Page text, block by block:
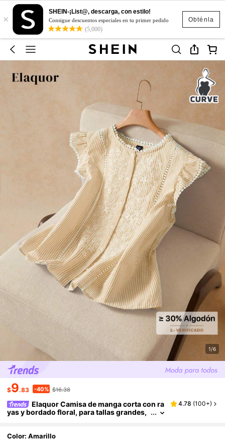
Obténla
×
SHEIN-¡List@, descarga, con estilo!
Consigue descuentos especiales en tu primer pedido
(5,000)
1/6
$9.83 -40% $16.38
Elaquor Camisa de manga corta con ra
yas y bordado floral, para tallas grandes,
4.78 (100+)
Color: Amarillo